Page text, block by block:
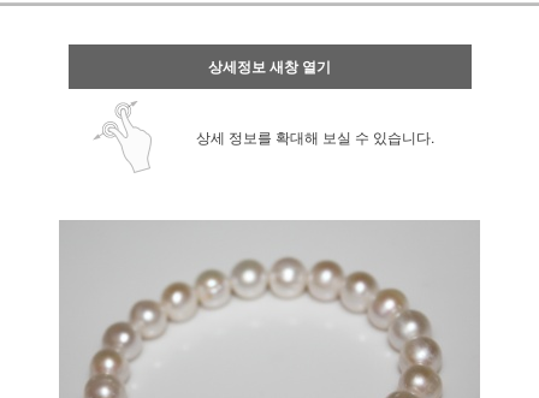
상세정보 새창 열기
상세 정보를 확대해 보실 수 있습니다.